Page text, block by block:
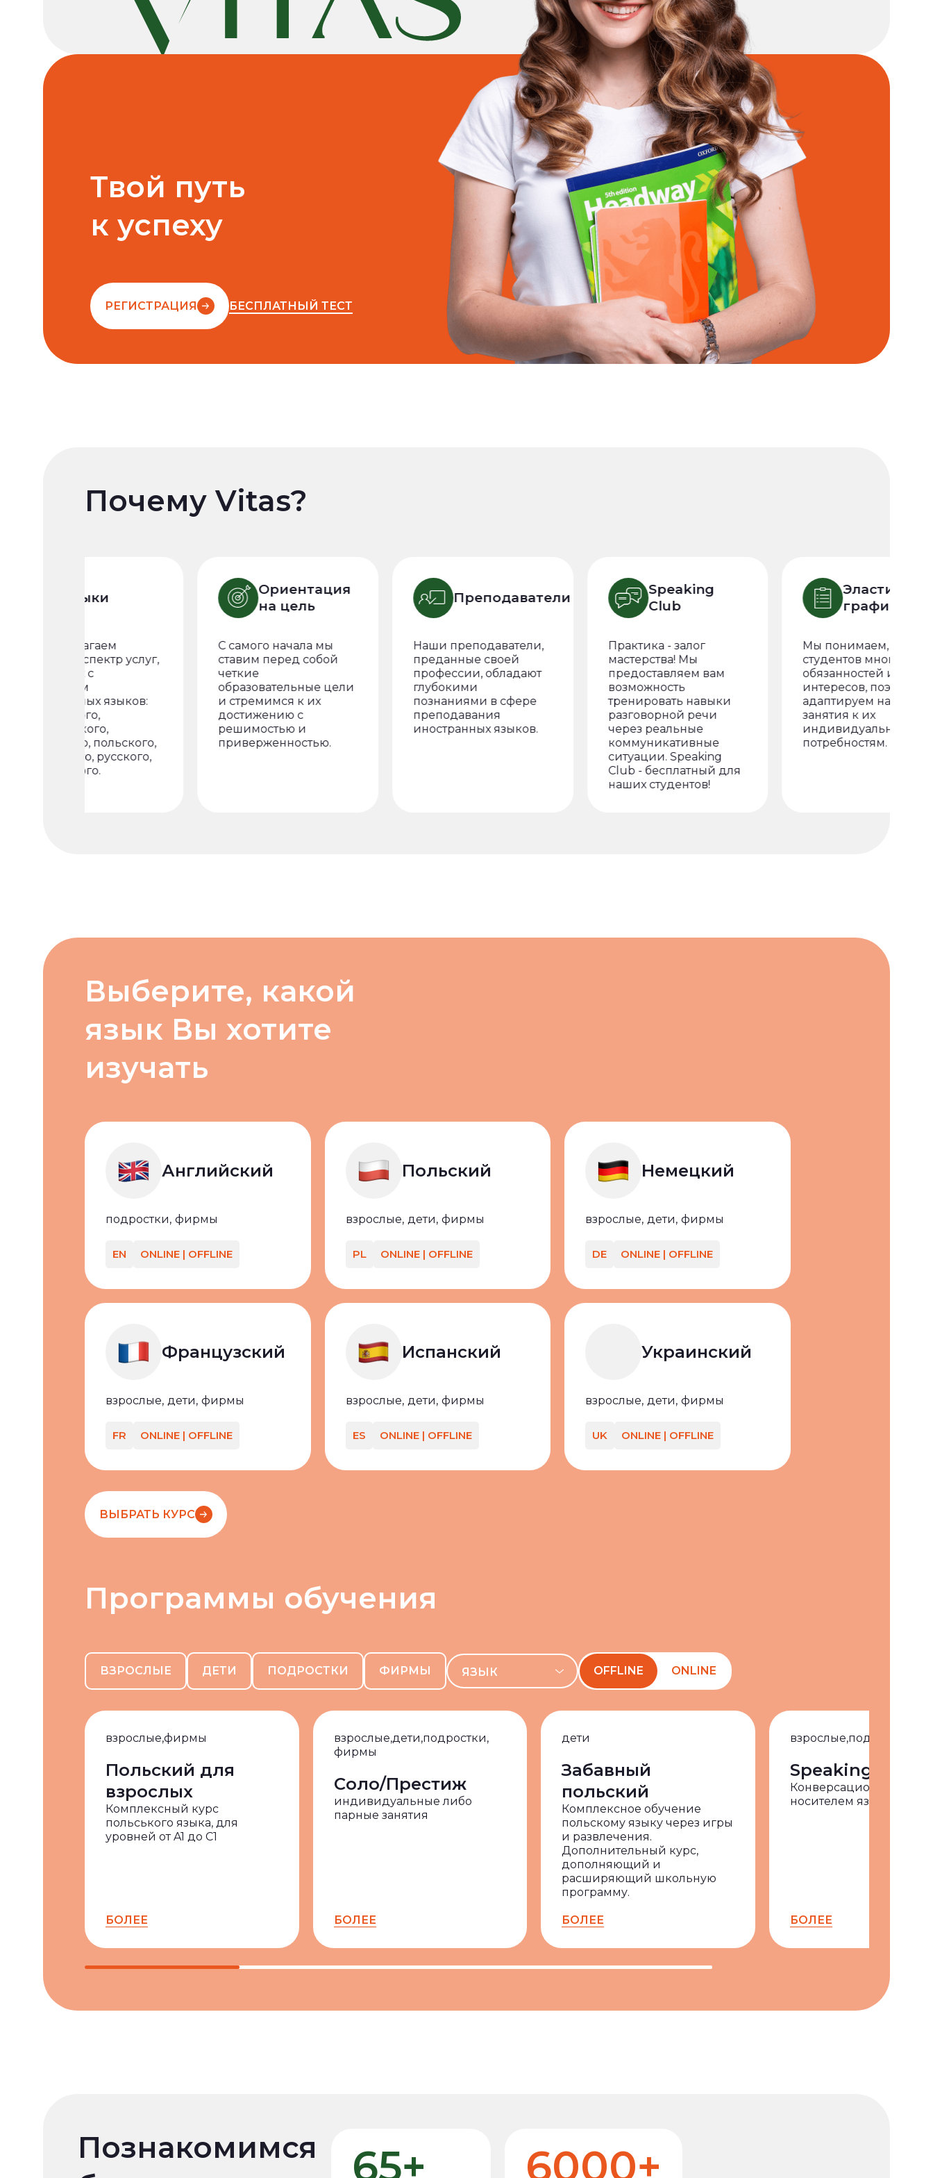
Твой путь
к успеху
РЕГИСТРАЦИЯ БЕСПЛАТНЫЙ ТЕСТ
Почему Vitas?
Языки
Мы предлагаем
широкий спектр услуг,
иностранных языков:
французского,
немецкого, польского,
испанского, русского,
Ориентация
на цель
С самого начала мы
ставим перед собой
четкие
образовательные цели
и стремимся к их
достижению с
решимостью и
приверженностью.
Преподаватели
Наши преподаватели,
преданные своей
профессии, обладают
глубокими
познаниями в сфере
преподавания
иностранных языков.
Speaking
Club
Практика - залог
мастерства! Мы
предоставляем вам
возможность
тренировать навыки
разговорной речи
через реальные
коммуникативные
ситуации. Speaking
Club - бесплатный для
наших студентов!
Эластичный
график
Мы понимаем, что у
студентов много
обязанностей и
интересов, поэтому
адаптируем наши
занятия к их
индивидуальным
потребностям.
Выберите, какой
язык Вы хотите
изучать
Английский
подростки, фирмы
EN ONLINE | OFFLINE
Польский
взрослые, дети, фирмы
PL ONLINE | OFFLINE
Немецкий
взрослые, дети, фирмы
DE ONLINE | OFFLINE
Французский
взрослые, дети, фирмы
FR ONLINE | OFFLINE
Испанский
взрослые, дети, фирмы
ES ONLINE | OFFLINE
Украинский
взрослые, дети, фирмы
UK ONLINE | OFFLINE
ВЫБРАТЬ КУРС
Программы обучения
ВЗРОСЛЫЕ ДЕТИ ПОДРОСТКИ ФИРМЫ ЯЗЫК
ИСПАНСКИЙ
ПОЛЬСКИЙ
OFFLINE ONLINE
взрослые,фирмы
Польский для
взрослых
Комплексный курс
польського языка, для
уровней от A1 до C1
БОЛЕЕ
взрослые,дети,подростки,
фирмы
Соло/Престиж
индивидуальные либо
парные занятия
БОЛЕЕ
дети
Забавный
польский
Комплексное обучение
польскому языку через игры
и развлечения.
Дополнительный курс,
дополняющий и
расширяющий школьную
программу.
БОЛЕЕ
взрослые,подростки,
Speaking Club
Конверсационные
носителем языка
БОЛЕЕ
Познакомимся
65+ 6000+